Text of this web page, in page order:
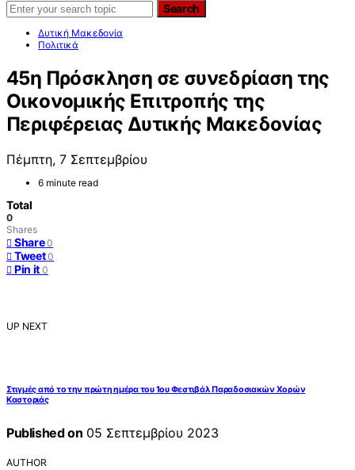
Search
Δυτική Μακεδονία
Πολιτικά
45η Πρόσκληση σε συνεδρίαση της
Οικονομικής Επιτροπής της
Περιφέρειας Δυτικής Μακεδονίας
Πέμπτη, 7 Σεπτεμβρίου
6 minute read
Total
0
Shares
Share 0
Tweet 0
Pin it 0
UP NEXT
Στιγμές από το την πρώτη ημέρα του 1ου Φεστιβάλ Παραδοσιακών Χορών
Καστοριάς
Published on 05 Σεπτεμβρίου 2023
AUTHOR